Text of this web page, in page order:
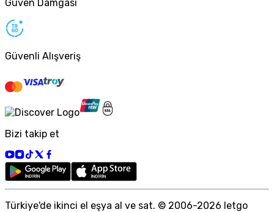
Güven Damgası
Güvenli Alışveriş
Bizi takip et
Türkiye'de ikinci el eşya al ve sat. © 2006-2026 letgo